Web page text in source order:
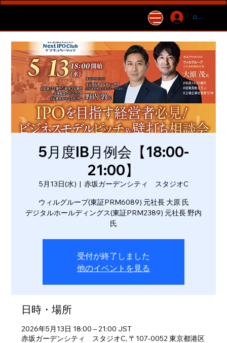
ログイン
5月度IB月例会【18:00-
21:00】
5月13日(水)
  |
赤坂ガーデンシティ スタジオC
ウィルグループ(東証PRM6089) 元社長 大原 氏
デジタルホールディングス(東証PRM2389) 元社長 野内
氏
受付が終了しました
他のイベントを見る
日時・場所
2026年5月13日 18:00 – 21:00 JST
赤坂ガーデンシティ スタジオC, 〒107-0052 東京都港区